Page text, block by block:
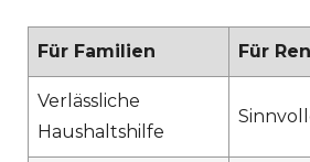
Für Familien Für
Verlässliche
Haushaltshilfe